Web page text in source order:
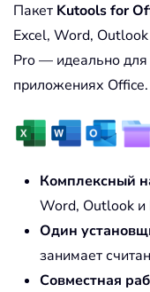
Пакет Kutools for
Excel, Word,
Pro — идеально
приложениях Office.
Комплексный
Word, Outlook и
Один
занимает
Совместная